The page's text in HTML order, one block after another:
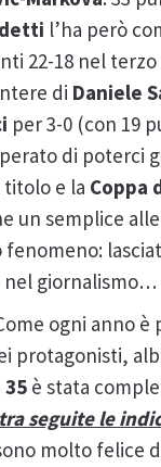
l’ha però
22-18 nel
di Daniele
per 3-0 (con 19
di poterci
titolo e la Coppa
un semplice
fenomeno:
nel giornalismo…
ogni anno è
protagonisti,
è stata
seguite le
molto felice